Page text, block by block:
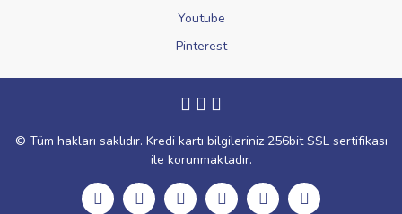
Youtube
Pinterest
© Tüm hakları saklıdır. Kredi kartı bilgileriniz 256bit SSL sertifikası
ile korunmaktadır.